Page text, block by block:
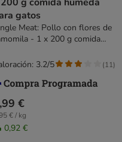
gatos
Meat: Pollo con flores de
- 1 x 200 g comida
€
€ / kg
0,92 €
3.2/5 (11)